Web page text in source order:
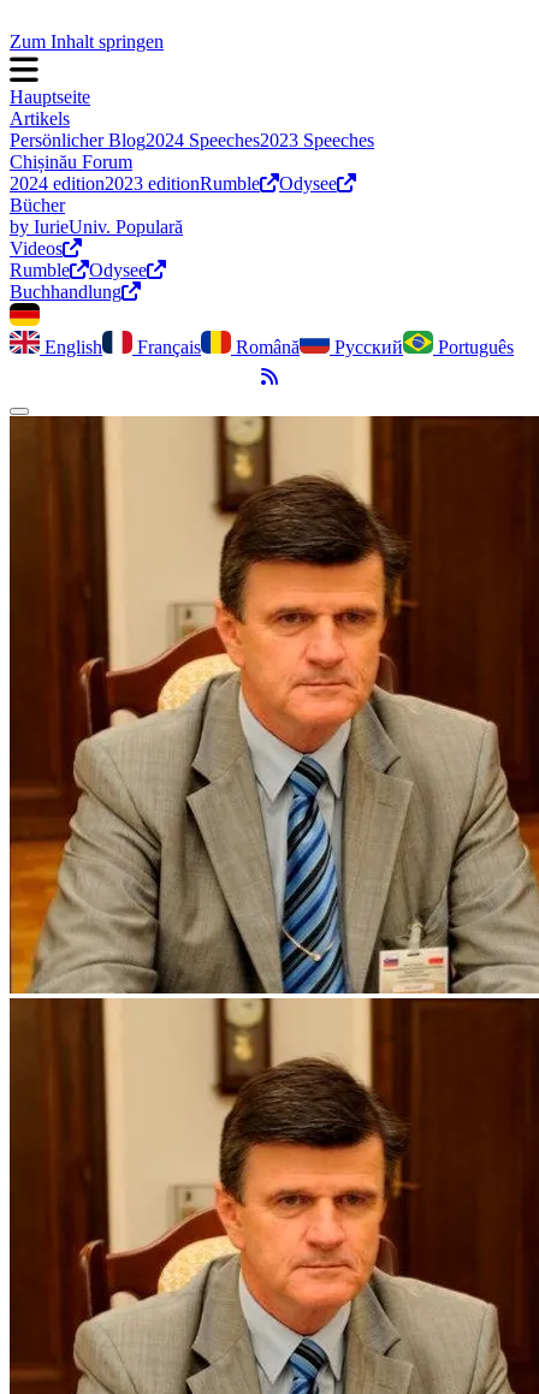
Zum Inhalt springen
Hauptseite
Artikels
Persönlicher Blog2024 Speeches2023 Speeches
Chișinău Forum
2024 edition2023 editionRumble
Odysee
Bücher
by IurieUniv. Populară
Videos
Rumble
Odysee
Buchhandlung
English Français Română Русский
Português
RSS-Feed
Dark Mode umschalten